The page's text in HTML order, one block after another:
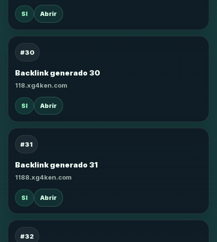
SI Abrir
#30
Backlink generado 30
118.xg4ken.com
SI Abrir
#31
Backlink generado 31
1188.xg4ken.com
SI Abrir
#32